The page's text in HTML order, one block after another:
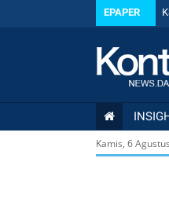
EPAPER
Kamis, 6